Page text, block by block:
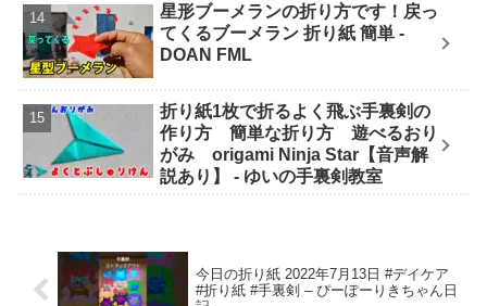
星形ブーメランの折り方です！戻っ
てくるブーメラン 折り紙 簡単 -
DOAN FML
折り紙1枚で折るよく飛ぶ手裏剣の
作り方 簡単な折り方 遊べるおり
がみ origami Ninja Star【音声解
説あり】 - ゆいの手裏剣教室
今日の折り紙 2022年7月13日 #デイケア
#折り紙 #手裏剣 – ぴーぽーりきちゃん日